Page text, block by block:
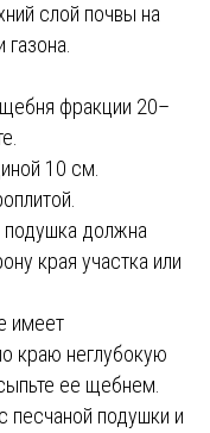
слой почвы на
фракции 20–
10 см.
подушка должна
края участка или
имеет
краю неглубокую
ее щебнем.
песчаной подушки и